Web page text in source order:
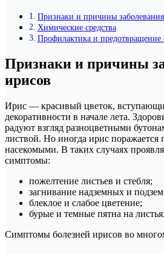
Признаки и причины
Химические средства
Профилактика и предотвращение
Признаки и причины
ирисов
Ирис — красивый цветок,
декоративности в начале лета.
радуют взгляд разноцветными
листвой. Но иногда ирис
насекомыми. В таких случаях
симптомы:
пожелтение листьев и стебля;
загнивание надземных и
блеклое и слабое цветение;
бурые и темные пятна на
Симптомы болезней ирисов во